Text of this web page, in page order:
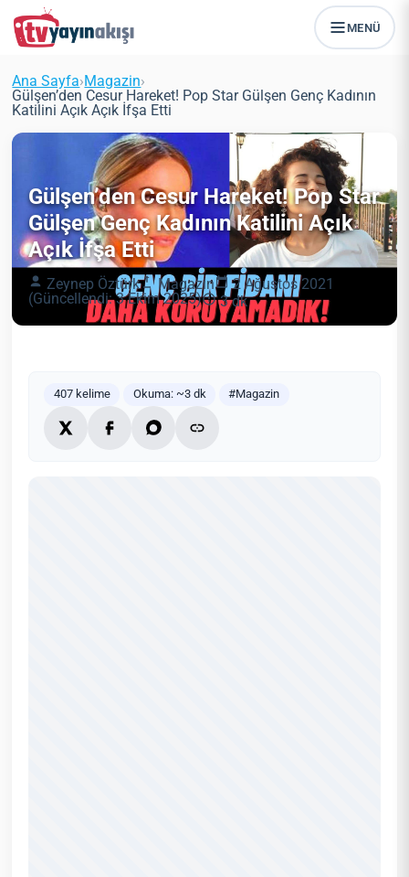
MENÜ
Ana Sayfa›Magazin›
Gülşen’den Cesur Hareket! Pop Star Gülşen Genç Kadının
Katilini Açık Açık İfşa Etti
Gülşen’den Cesur Hareket! Pop Star
Gülşen Genç Kadının Katilini Açık
Açık İfşa Etti
Zeynep Öztürk Magazin
2 Ağustos 2021
(Güncellendi: 3 Ekim 2025)
3 dk
407 kelime Okuma: ~3 dk #Magazin